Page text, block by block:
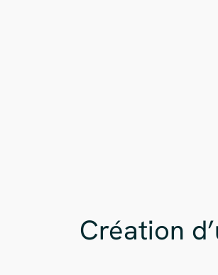
Création